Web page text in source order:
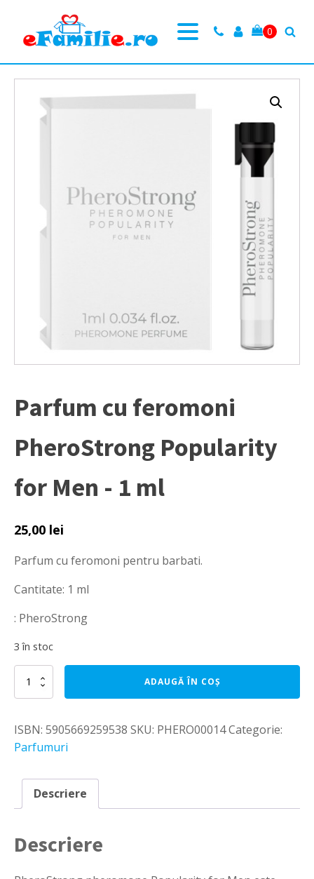
Parfum cu feromoni
PheroStrong Popularity
for Men - 1 ml
25,00 lei
Parfum cu feromoni pentru barbati.
Cantitate: 1 ml
: PheroStrong
3 în stoc
Cantitate
PheroStrong
Popularity
ml
ADAUGĂ ÎN COȘ
ISBN: 5905669259538 SKU: PHERO00014Categorie:
Parfumuri
Descriere
Descriere